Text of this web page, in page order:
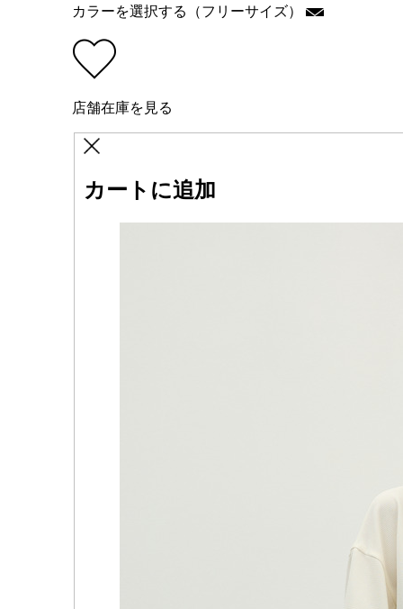
カラーを選択する（フリーサイズ）
店舗在庫を見る
カートに追加